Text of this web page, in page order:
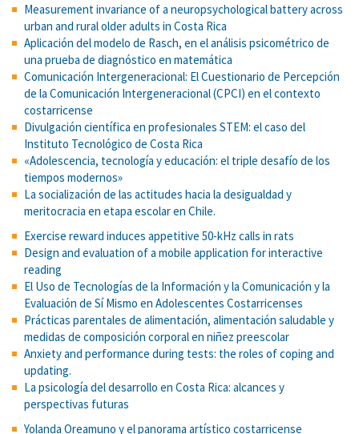
Measurement invariance of a neuropsychological battery across
urban and rural older adults in Costa Rica
Aplicación del modelo de Rasch, en el análisis psicométrico de
una prueba de diagnóstico en matemática
Comunicación Intergeneracional: El Cuestionario de Percepción
de la Comunicación Intergeneracional (CPCI) en el contexto
costarricense
Divulgación científica en profesionales STEM: el caso del
Instituto Tecnológico de Costa Rica
«Adolescencia, tecnología y educación: el triple desafío de los
tiempos modernos»
La socialización de las actitudes hacia la desigualdad y
meritocracia en etapa escolar en Chile.
Exercise reward induces appetitive 50-kHz calls in rats
Design and evaluation of a mobile application for interactive
reading
El Uso de Tecnologías de la Información y la Comunicación y la
Evaluación de Sí Mismo en Adolescentes Costarricenses
Prácticas parentales de alimentación, alimentación saludable y
medidas de composición corporal en niñez preescolar
Anxiety and performance during tests: the roles of coping and
updating.
La psicología del desarrollo en Costa Rica: alcances y
perspectivas futuras
Yolanda Oreamuno y el panorama artístico costarricense